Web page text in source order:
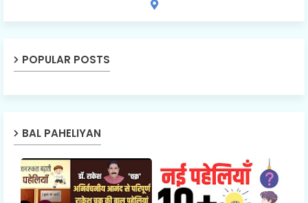
POPULAR POSTS
BAL PAHELIYAN